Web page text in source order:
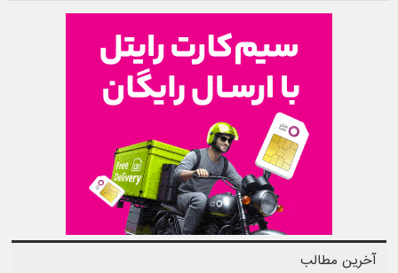
آخرین مطالب